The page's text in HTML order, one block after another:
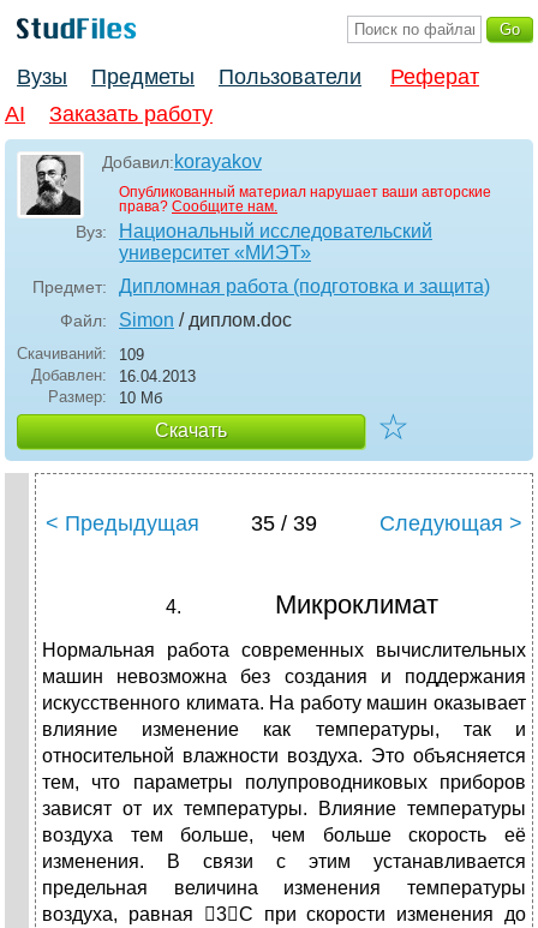
Вузы Предметы Пользователи
Реферат
AI
Заказать работу
Добавил:korayakov
Опубликованный материал нарушает ваши авторские
права? Сообщите нам.
Вуз:
Национальный исследовательский
университет «МИЭТ»
Предмет: Дипломная работа (подготовка и защита)
Файл: Simon / диплом.doc
Скачиваний:
109
Добавлен:
16.04.2013
Размер:
10 Мб
Скачать ☆
< Предыдущая 35 / 39 Следующая >
Микроклимат
Нормальная работа современных вычислительных
машин невозможна без создания и поддержания
искусственного климата. На работу машин оказывает
влияние изменение как температуры, так и
относительной влажности воздуха. Это объясняется
тем, что параметры полупроводниковых приборов
зависят от их температуры. Влияние температуры
воздуха тем больше, чем больше скорость её
изменения. В связи с этим устанавливается
предельная величина изменения температуры
воздуха, равная 3С при скорости изменения до